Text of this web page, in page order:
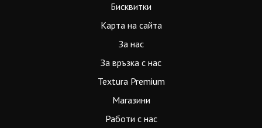
Бисквитки
Карта на сайта
За нас
За връзка с нас
Textura Premium
Магазини
Работи с нас